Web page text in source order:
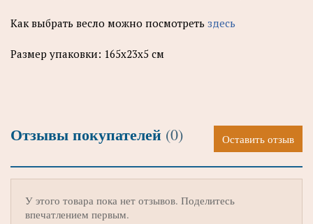
Как выбрать весло можно посмотреть здесь
Размер упаковки: 165х23х5 см
Отзывы покупателей (0) Оставить отзыв
У этого товара пока нет отзывов. Поделитесь
впечатлением первым.